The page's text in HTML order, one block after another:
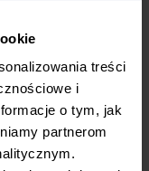
treści
i
o tym, jak
partnerom
potrzebny,
zbierania